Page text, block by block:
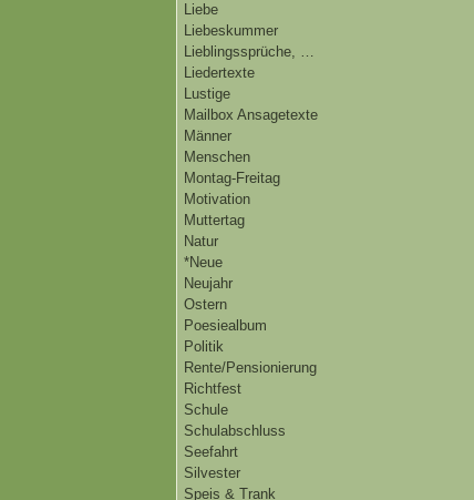
Liebe
Liebeskummer
Lieblingssprüche, …
Liedertexte
Lustige
Mailbox Ansagetexte
Männer
Menschen
Montag-Freitag
Motivation
Muttertag
Natur
*Neue
Neujahr
Ostern
Poesiealbum
Politik
Rente/Pensionierung
Richtfest
Schule
Schulabschluss
Seefahrt
Silvester
Speis & Trank